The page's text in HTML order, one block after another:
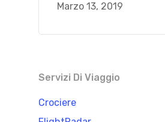
Marzo 13, 2019
Servizi Di Viaggio
Crociere